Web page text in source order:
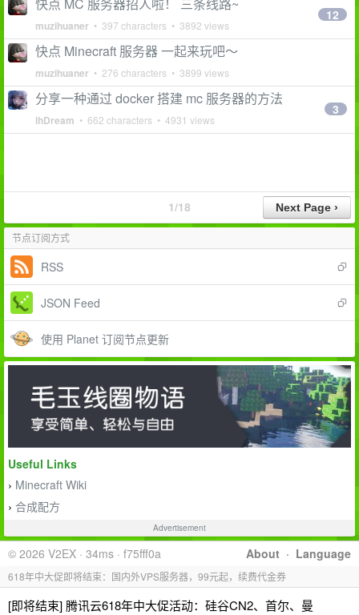
muzihuaner • 397 characters • 3892 views
12
快点 Minecraft 服务器 一起来玩吧～
muzihuaner • 276 characters • 3899 views
分享一种通过 docker 搭建 mc 服务器的方法
lhDream • 662 characters • 4931 views
3
1/18
节点订阅方式
RSS
JSON Feed
使用 Planet 订阅节点更新
Useful Links
› Minecraft Wiki
› 合成配方
Advertisement
About · Language
© 2026 V2EX · 34ms · f75fff0a
618年中大促即将结束：国内外VPS服务器，99元起，续费代金券
[即将结束] 腾讯云618年中大促活动：硅谷CN2、首尔、曼